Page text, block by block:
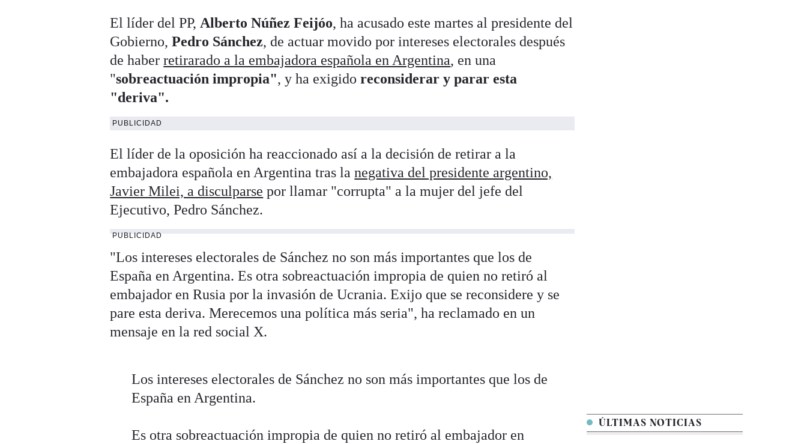
El líder del PP, Alberto Núñez Feijóo, ha acusado este martes al presidente del
Gobierno,Pedro Sánchez, de actuar movido por intereses electorales después
de haberretirarado a la embajadora española en Argentina, en una
"sobreactuación impropia", y ha exigido reconsiderar y parar esta
"deriva".
PUBLICIDAD
El líder de la oposición ha reaccionado así a la decisión de retirar a la
embajadora española en Argentina tras lanegativa del presidente argentino,
Javier Milei, a disculparse por llamar "corrupta" a la mujer del jefe del
Ejecutivo, Pedro Sánchez.
PUBLICIDAD
"Los intereses electorales de Sánchez no son más importantes que los de
España en Argentina. Es otra sobreactuación impropia de quien no retiró al
embajador en Rusia por la invasión de Ucrania. Exijo que se reconsidere y se
pare esta deriva. Merecemos una política más seria", ha reclamado en un
mensaje en la red social X.
Los intereses electorales de Sánchez no son más importantes que los de
España en Argentina.
Es otra sobreactuación impropia de quien no retiró al embajador en
ÚLTIMAS NOTICIAS